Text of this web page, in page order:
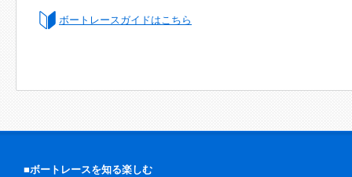
ボートレースガイドはこちら
■ボートレースを知る楽しむ